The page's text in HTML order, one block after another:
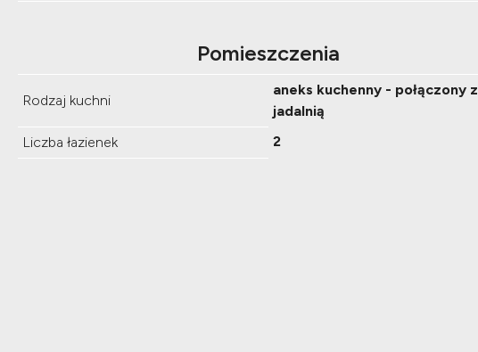
Pomieszczenia
Rodzaj kuchni
aneks kuchenny - połączony z
jadalnią
Liczba łazienek
2